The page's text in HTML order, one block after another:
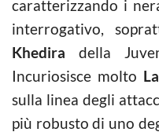
caratterizzando i
interrogativo,
Khedira della
Incuriosisce molto
sulla linea degli
più robusto di uno